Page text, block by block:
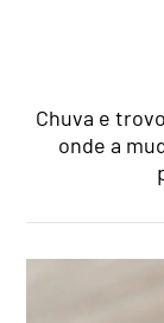
Chuva e
onde a